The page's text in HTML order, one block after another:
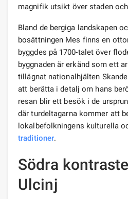
magnifik utsikt över staden
Bland de bergiga landskapen
bosättningen Mes finns en
byggdes på 1700-talet över
byggnaden är erkänd som ett
tillägnat nationalhjälten
att berätta i detalj om hans
resan blir ett besök i de
där turdeltagarna kommer att
lokalbefolkningens kulturella
traditioner.
Södra
Ulcinj